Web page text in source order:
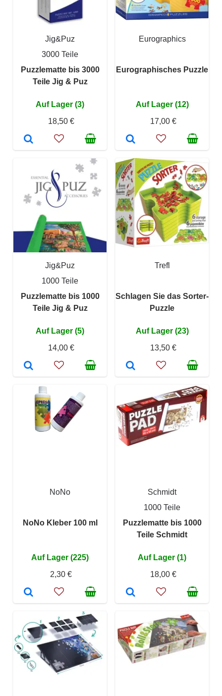
Jig&Puz
3000 Teile
Puzzlematte bis 3000
Teile Jig & Puz
Auf Lager (3)
18,50 €
Eurographics
Eurographisches Puzzle
Auf Lager (12)
17,00 €
Jig&Puz
1000 Teile
Puzzlematte bis 1000
Teile Jig & Puz
Auf Lager (5)
14,00 €
Trefl
Schlagen Sie das Sorter-
Puzzle
Auf Lager (23)
13,50 €
NoNo
NoNo Kleber 100 ml
Auf Lager (225)
2,30 €
Schmidt
1000 Teile
Puzzlematte bis 1000
Teile Schmidt
Auf Lager (1)
18,00 €